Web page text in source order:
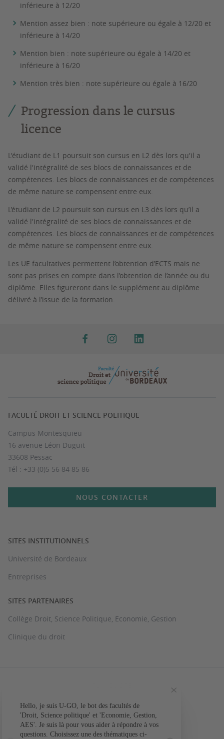
inférieure à 12/20
Mention assez bien : note supérieure ou égale à 12/20 et
inférieure à 14/20
Mention bien : note supérieure ou égale à 14/20 et
inférieure à 16/20
Mention très bien : note supérieure ou égale à 16/20
Progression dans le cursus
licence
L'étudiant de L1 poursuit son cursus en L2 dès lors qu'il a
validé l'intégralité de ses blocs de connaissances et de
compétences. Les blocs de connaissances et de compétences
de même nature se compensent entre eux.
L’étudiant de L2 poursuit son cursus en L3 dès lors qu’il a
validé l'intégralité de ses blocs de connaissances et de
compétences. Les blocs de connaissances et de compétences
de même nature se compensent entre eux.
Les UE facultatives permettent l’obtention d’ECTS mais ne
sont pas prises en compte dans l’obtention de l’année ou du
diplôme. Elles figureront dans le supplément au diplôme
délivré à l’issue de la formation.
FACULTÉ DROIT ET SCIENCE POLITIQUE
Campus Montesquieu
16 avenue Léon Duguit
33608 Pessac
Tél : +33 (0)5 56 84 85 86
NOUS CONTACTER
SITES INSTITUTIONNELS
Université de Bordeaux
Entreprises
SITES PARTENAIRES
Collège Droit, Science Politique, Economie, Gestion
Clinique du droit
MENTIONS LÉGALES
ACCESSIBILITÉ : NON CONFORME
Hello, je suis U-GO, le bot des facultés de
'Droit, Science politique' et 'Economie, Gestion,
AES'. Je suis là pour vous aider à répondre à vos
questions. Choisissez une des thématiques ci-